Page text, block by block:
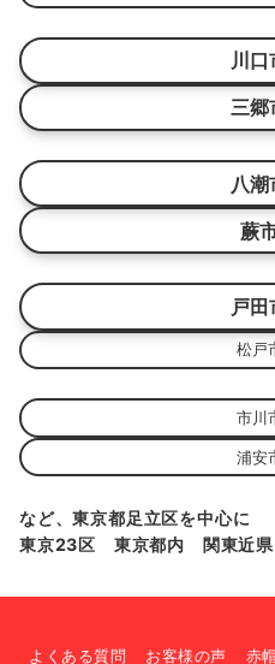
川口
三郷
八潮
蕨
戸田
松戸
市川
浦安
など、東京都足立区を中心に
東京23区 東京都内 関東近
よくある質問 お客様の声 赤